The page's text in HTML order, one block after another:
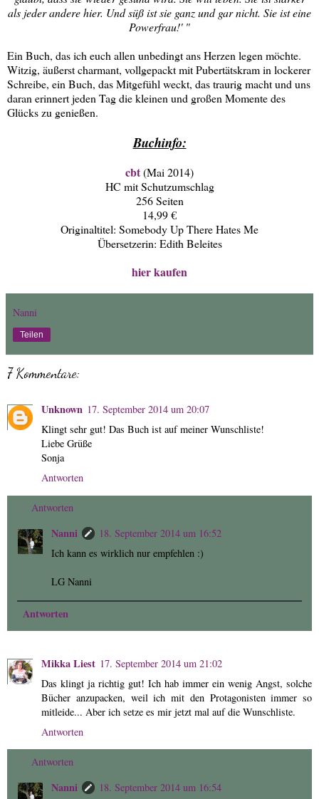
als jeder andere hier. Und süß ist sie ganz und gar nicht. Sie ist eine
Powerfrau!' "
Ein Buch, das ich euch allen unbedingt ans Herzen legen möchte.
Witzig, äußerst charmant, vollgepackt mit Pubertätskram in lockerer
Schreibe, ein Buch, das Mitgefühl weckt, das traurig macht und uns
daran erinnert jeden Tag die kleinen und großen Momente des
Glücks zu genießen.
Buchinfo:
cbt(Mai 2014)
HC mit Schutzumschlag
256 Seiten
14,99 €
Originaltitel: Somebody Up There Hates Me
Übersetzerin: Edith Beleites
hier kaufen
Nanni
Teilen
7 Kommentare:
Unknown 17. September 2014 um 20:07
Klingt sehr gut! Das Buch ist auf meiner Wunschliste!
Liebe Grüße
Sonja
Antworten
Antworten
Nanni
18. September 2014 um 16:52
Ich kann es wirklich nur empfehlen :)
LG Nanni
Antworten
Mikka Liest 17. September 2014 um 21:02
Das klingt ja richtig gut! Ich hab immer ein wenig Angst, solche
Bücher anzupacken, weil ich mit den Protagonisten immer so
mitleide... Aber ich setze es mir jetzt mal auf die Wunschliste.
Antworten
Antworten
Nanni
18. September 2014 um 16:54